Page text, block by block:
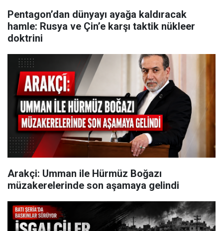
Pentagon’dan dünyayı ayağa kaldıracak
hamle: Rusya ve Çin’e karşı taktik nükleer
doktrini
Arakçi: Umman ile Hürmüz Boğazı
müzakerelerinde son aşamaya gelindi